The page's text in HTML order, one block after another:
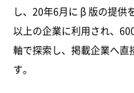
し、20年6月に β 版の提供
以上の企業に利用され、
軸で探索し、掲載企業へ直
す。